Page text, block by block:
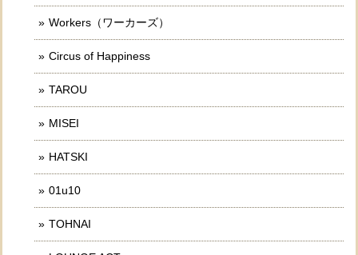
Workers（ワーカーズ）
Circus of Happiness
TAROU
MISEI
HATSKI
01u10
TOHNAI